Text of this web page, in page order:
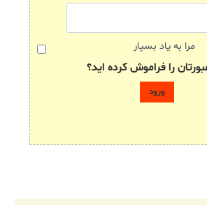
مرا به یاد بسپار
را فراموش کرده اید؟